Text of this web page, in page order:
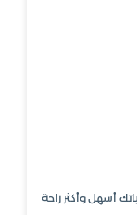
أسهل وأكثر راحة